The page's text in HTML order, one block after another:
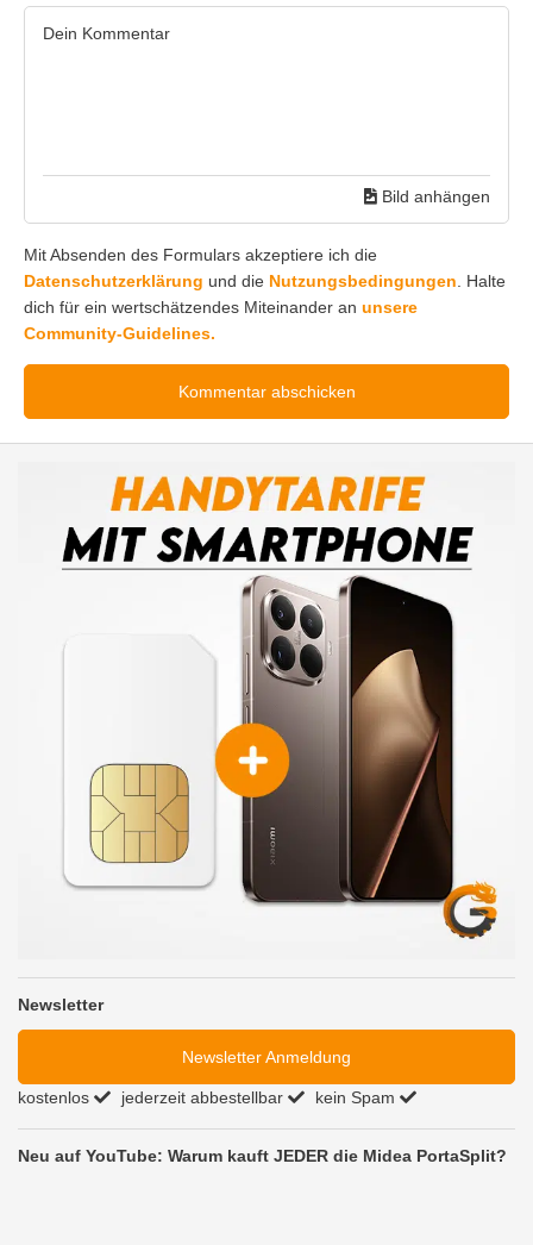
Bild anhängen
Mit Absenden des Formulars akzeptiere ich die
Datenschutzerklärung und die Nutzungsbedingungen . Halte
dich für ein wertschätzendes Miteinander an unsere
Community-Guidelines.
Newsletter
Newsletter Anmeldung
kostenlos jederzeit abbestellbar kein Spam
Neu auf YouTube: Warum kauft JEDER die Midea PortaSplit?